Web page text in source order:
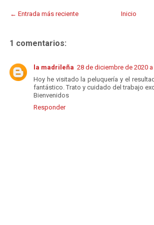
← Entrada más reciente Inicio
1 comentarios:
la madrileña 28 de diciembre de 2020 a
Hoy he visitado la peluquería y el
fantástico. Trato y cuidado del trabajo
Bienvenidos
Responder